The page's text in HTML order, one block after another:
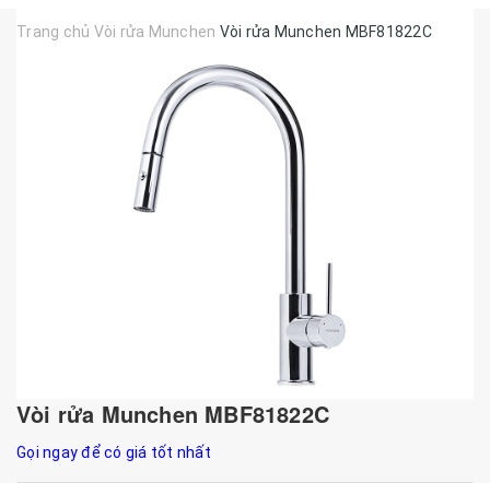
Trang chủ Vòi rửa Munchen Vòi rửa Munchen MBF81822C
Vòi rửa Munchen MBF81822C
Gọi ngay để có giá tốt nhất